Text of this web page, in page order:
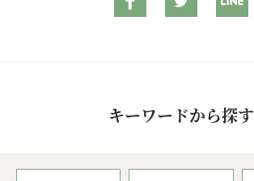
キーワードから探す